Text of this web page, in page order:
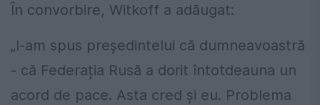
În convorbire, Witkoff a adăugat:
„I-am spus președintelui că dumneavoastră
- că Federația Rusă a dorit întotdeauna un
acord de pace. Asta cred și eu. Problema